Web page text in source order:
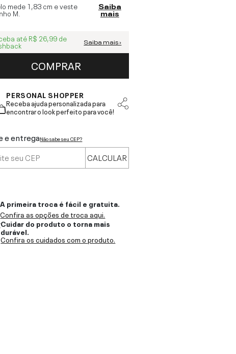
mede 1,83 cm e veste
M
Saiba
mais
atéR$ 26,99 de Saiba mais ›
COMPRAR
PERSONAL SHOPPER
Receba ajuda personalizada para
encontrar o look perfeito para você!
e entregaNão sabe seu CEP?
CALCULAR
A primeira troca é fácil e gratuita.
Confira as opções de troca aqui.
Cuidar do produto o torna mais
durável.
Confira os cuidados com o produto.